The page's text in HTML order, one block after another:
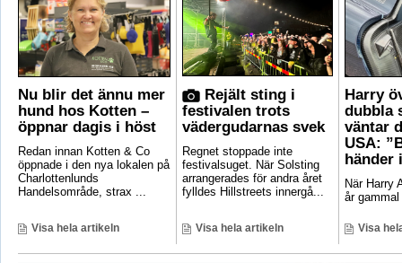
Nu blir det ännu mer
hund hos Kotten –
öppnar dagis i höst
Redan innan Kotten & Co
öppnade i den nya lokalen på
Charlottenlunds
Handelsområde, strax ...
Visa hela artikeln
Rejält sting i
festivalen trots
vädergudarnas svek
Regnet stoppade inte
festivalsuget. När Solsting
arrangerades för andra året
fylldes Hillstreets innergå...
Visa hela artikeln
Harry
dubbla
väntar
USA:
händer
När Harry
år
Visa